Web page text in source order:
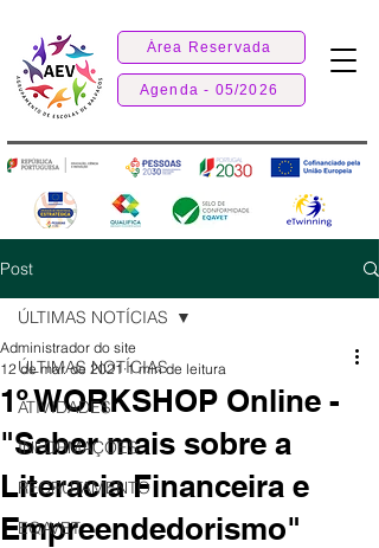
Área Reservada
Agenda - 05/2026
Post
ÚLTIMAS NOTÍCIAS
ATIVIDADES
INFORMAÇÕES
RECRUTAMENTO
EQAVET
ÚLTIMAS NOTÍCIAS
1º WORKSHOP Online -
"Saber mais sobre a
Literacia Financeira e
Empreendedorismo"
Administrador do site
12 de mar. de 2021 1 min de leitura